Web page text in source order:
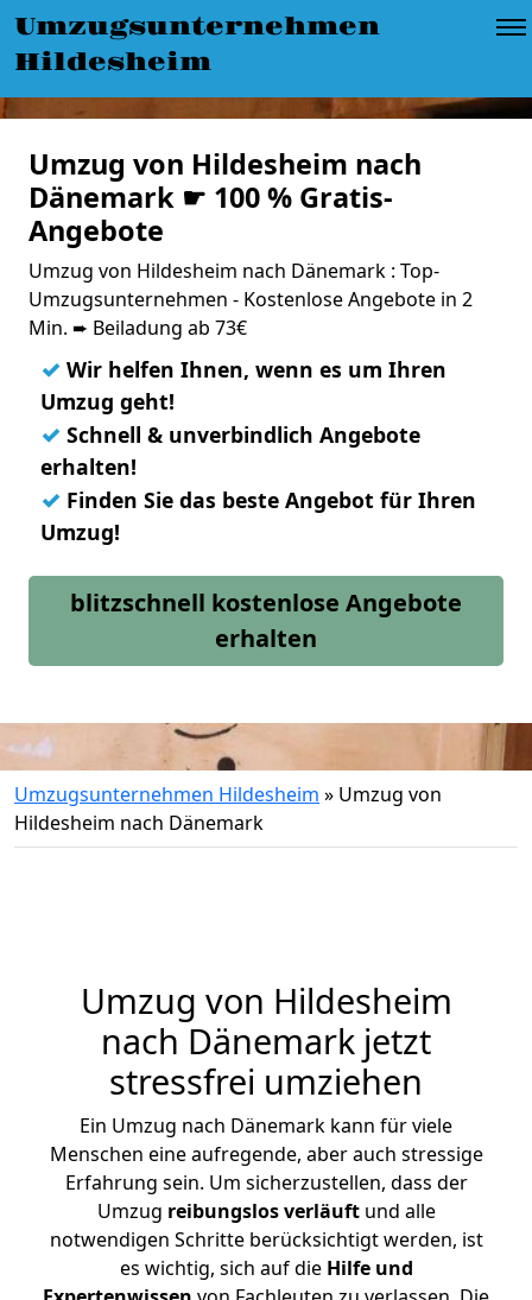
Umzugsunternehmen
Hildesheim
Umzug von Hildesheim nach
Dänemark ☛ 100 % Gratis-
Angebote
Umzug von Hildesheim nach Dänemark : Top-
Umzugsunternehmen - Kostenlose Angebote in 2
Min. ➨ Beiladung ab 73€
✓ Wir helfen Ihnen, wenn es um Ihren
Umzug geht!
✓ Schnell & unverbindlich Angebote
erhalten!
✓ Finden Sie das beste Angebot für Ihren
Umzug!
blitzschnell kostenlose Angebote
erhalten
Umzugsunternehmen Hildesheim » Umzug von
Hildesheim nach Dänemark
Umzug von Hildesheim
nach Dänemark jetzt
stressfrei umziehen
Ein Umzug nach Dänemark kann für viele
Menschen eine aufregende, aber auch stressige
Erfahrung sein. Um sicherzustellen, dass der
Umzug reibungslos verläuftund alle
notwendigen Schritte berücksichtigt werden, ist
es wichtig, sich auf die Hilfe und